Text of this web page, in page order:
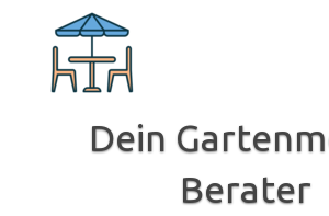
Inhalt
springen
Dein
Berater